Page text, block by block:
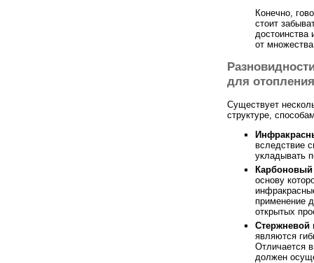
Конечно,
стоит
достоинства
от
для отопления
Существует
структуре,
вследствие
укладывать
основу
применение
открытых
Стержневой
являются
Отличается
должен